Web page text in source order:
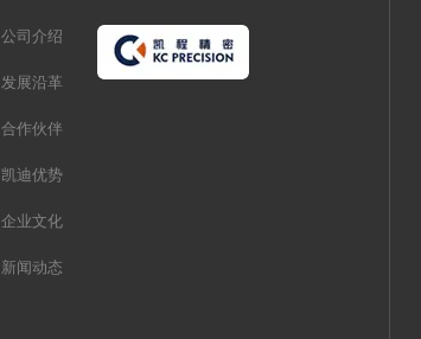
公司介绍
发展沿革
合作伙伴
凯迪优势
企业文化
新闻动态